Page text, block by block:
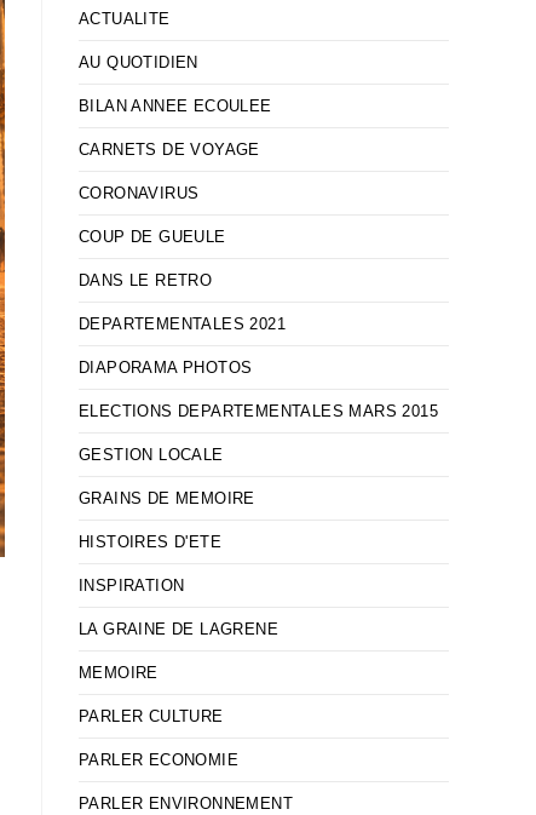
ACTUALITE
AU QUOTIDIEN
BILAN ANNEE ECOULEE
CARNETS DE VOYAGE
CORONAVIRUS
COUP DE GUEULE
DANS LE RETRO
DEPARTEMENTALES 2021
DIAPORAMA PHOTOS
ELECTIONS DEPARTEMENTALES MARS 2015
GESTION LOCALE
GRAINS DE MEMOIRE
HISTOIRES D'ETE
INSPIRATION
LA GRAINE DE LAGRENE
MEMOIRE
PARLER CULTURE
PARLER ECONOMIE
PARLER ENVIRONNEMENT